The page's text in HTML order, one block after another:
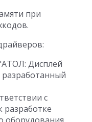
при
Дисплей
разработанный
с